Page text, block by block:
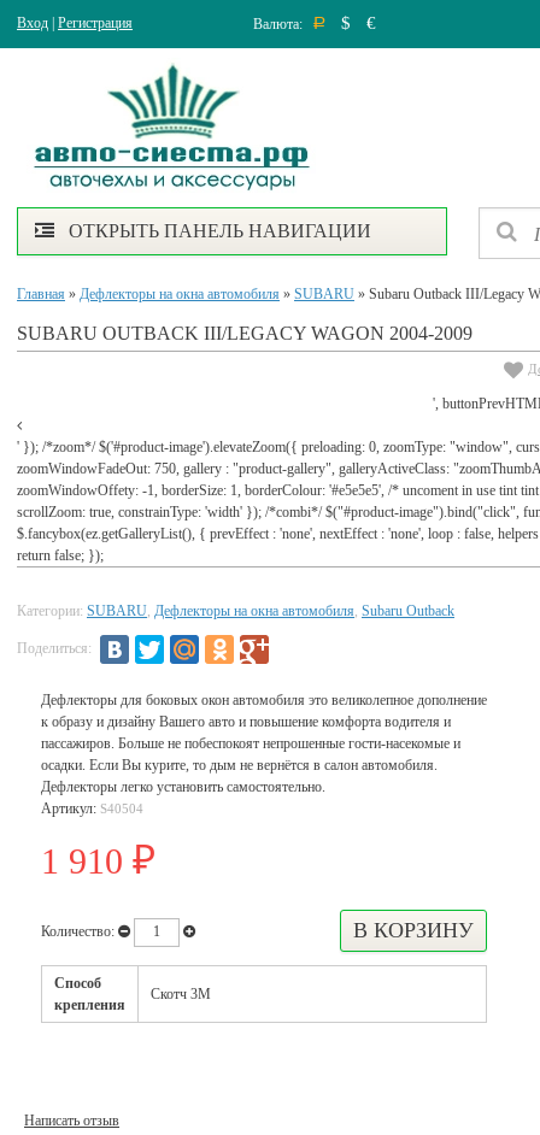
Вход Регистрация Валюта: Р $ €
ОТКРЫТЬ ПАНЕЛЬ НАВИГАЦИИ
Главная » Дефлекторы на окна автомобиля » SUBARU » Subaru Outback III/Legacy
SUBARU OUTBACK III/LEGACY WAGON 2004-2009
',
' }); /*zoom*/ $('#product-image').elevateZoom({ preloading: 0, zoomType: "window",
zoomWindowFadeOut: 750, gallery : "product-gallery", galleryActiveClass:
zoomWindowOffety: -1, borderSize: 1, borderColour: '#e5e5e5', /* uncoment in use tint
scrollZoom: true, constrainType: 'width' }); /*combi*/ $("#product-image").bind("click",
$.fancybox(ez.getGalleryList(), { prevEffect : 'none', nextEffect : 'none', loop : false,
return false; });
Категории: SUBARU, Дефлекторы на окна автомобиля, Subaru Outback
Поделиться:
Дефлекторы для боковых окон автомобиля это великолепное дополнение
к образу и дизайну Вашего авто и повышение комфорта водителя и
пассажиров. Больше не побеспокоят непрошенные гости-насекомые и
осадки. Если Вы курите, то дым не вернётся в салон автомобиля.
Дефлекторы легко установить самостоятельно.
Артикул: S40504
1 910 ₽
Количество:
Способ
крепления
Скотч 3М
Написать отзыв